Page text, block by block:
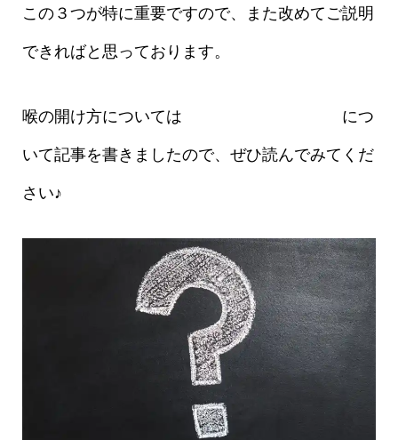
この３つが特に重要ですので、また改めてご説明
できればと思っております。
喉の開け方については
につ
いて記事を書きましたので、ぜひ読んでみてくだ
さい♪